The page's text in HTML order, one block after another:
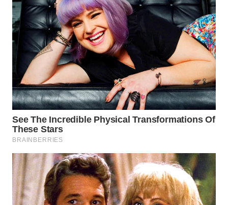
WN
INDRAMAYU
WN
KUNINGAN
WN
MAJALENGKA
WN
WN
SUKABUMI